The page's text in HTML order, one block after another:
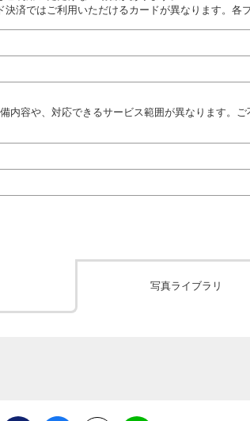
済ではご利用いただけるカードが異なります。各
内容や、対応できるサービス範囲が異なります。
写真ライブラリ